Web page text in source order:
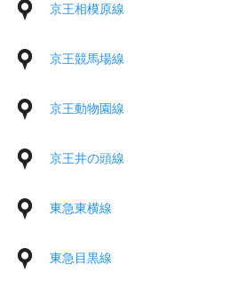
京王相模原線
京王競馬場線
京王動物園線
京王井の頭線
東急東横線
東急目黒線